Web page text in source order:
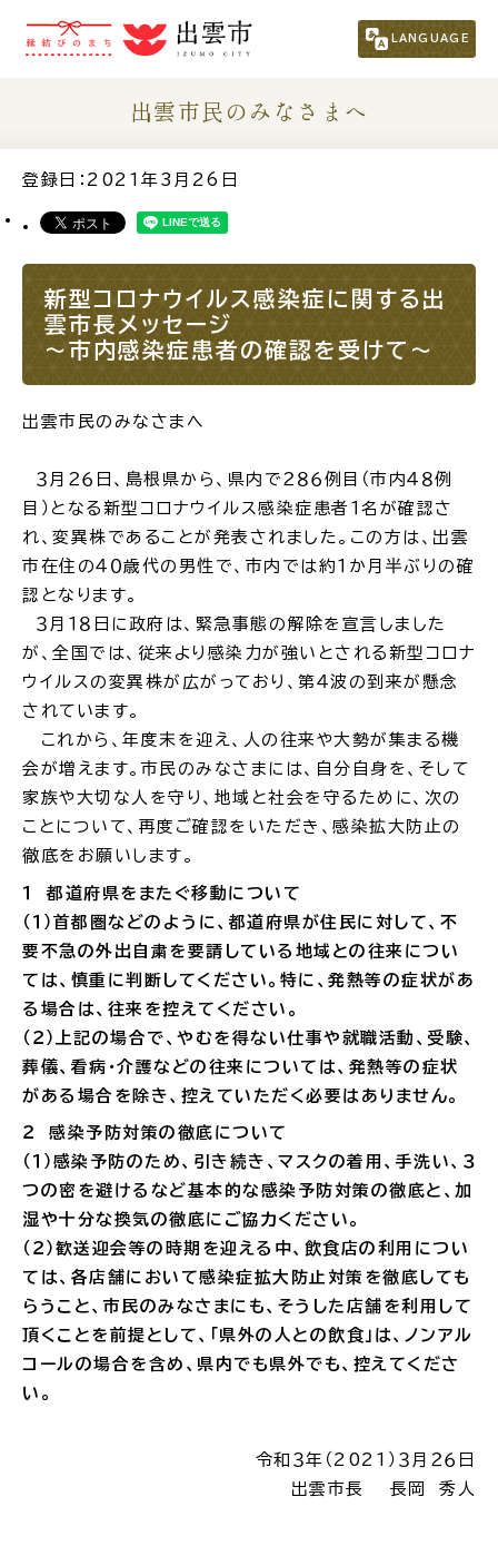
LANGUAGE
市民の方 （くらし・行政・議会）
事業者の方
観光される方
移住・定住をお考えの方
For Foreigners
外国人の方へ
ふるさと納税
場面から探す
妊娠・出産
入園・入学
引っ越し 就職・転職・退職
高齢者・介護
おくやみ
目的から探す
税金
出雲市民のみなさまへ
登録日：2021年3月26日
新型コロナウイルス感染症に関する出
雲市長メッセージ
～市内感染症患者の確認を受けて～
出雲市民のみなさまへ
３月２６日、島根県から、県内で２８６例目（市内４８例
目）となる新型コロナウイルス感染症患者１名が確認さ
れ、変異株であることが発表されました。この方は、出雲
市在住の４０歳代の男性で、市内では約１か月半ぶりの確
認となります。
３月１８日に政府は、緊急事態の解除を宣言しました
が、全国では、従来より感染力が強いとされる新型コロナ
ウイルスの変異株が広がっており、第４波の到来が懸念
されています。
これから、年度末を迎え、人の往来や大勢が集まる機
会が増えます。市民のみなさまには、自分自身を、そして
家族や大切な人を守り、地域と社会を守るために、次の
ことについて、再度ご確認をいただき、感染拡大防止の
徹底をお願いします。
１ 都道府県をまたぐ移動について
（１）首都圏などのように、都道府県が住民に対して、不
要不急の外出自粛を要請している地域との往来につい
ては、慎重に判断してください。特に、発熱等の症状があ
る場合は、往来を控えてください。
（２）上記の場合で、やむを得ない仕事や就職活動、受験、
葬儀、看病・介護などの往来については、発熱等の症状
がある場合を除き、控えていただく必要はありません。
２ 感染予防対策の徹底について
（１）感染予防のため、引き続き、マスクの着用、手洗い、３
つの密を避けるなど基本的な感染予防対策の徹底と、加
湿や十分な換気の徹底にご協力ください。
（２）歓送迎会等の時期を迎える中、飲食店の利用につい
ては、各店舗において感染症拡大防止対策を徹底しても
らうこと、市民のみなさまにも、そうした店舗を利用して
頂くことを前提として、「県外の人との飲食」は、ノンアル
コールの場合を含め、県内でも県外でも、控えてくださ
い。
令和３年（2021）３月２６日
出雲市長 長岡 秀人